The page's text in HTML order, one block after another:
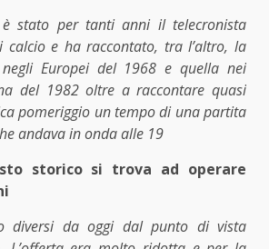
stato per tanti anni il telecronista
calcio e ha raccontato, tra l’altro, la
Europei del 1968 e quella nei
del 1982 oltre a raccontare quasi
pomeriggio un tempo di una partita
andava in onda alle 19
storico si trova ad operare
diversi da oggi dal punto di vista